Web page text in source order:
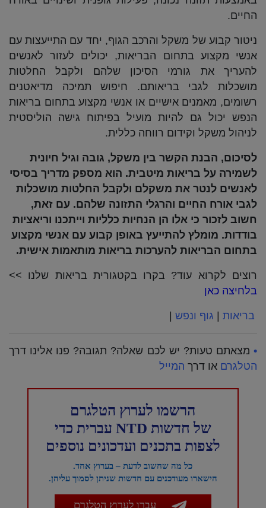
החיים.
ניטור קבוע של משקל והרכב הגוף, יחד עם התייעצות עם
אנשי מקצוע בתחום הבריאות, יכולים לעזור לאנשים
להעריך את גורמי הסיכון שלהם ולקבל החלטות
מושכלות לגבי בריאותם. חיפוש תמיכה מדיאטנים
רשומים, מאמנים אישיים או אנשי מקצוע בתחום בריאות
הנפש יכול גם להיות מועיל בפיתוח גישה הוליסטית
לניהול משקל וקידום רווחה כללית.
לסיכום, הבנת הקשר בין משקל, גובה וגיל חיונית
לשמירה על בריאות מיטבית. הוא מספק מדריך בסיסי
לאנשים לנטר את משקלם ולקבל החלטות מושכלות
לגבי אורח החיים והרגלי התזונה שלהם. עם זאת,
חשוב לזכור כי אלו הן הנחיות כלליות וייתכנו וריאציות
בודדות. מומלץ להתייעץ באופן קבוע עם אנשי מקצוע
בתחום הבריאות להערכות בריאות מותאמות אישית.
רוצים לקרוא עוד? בקרו בקטגורית בריאות שלנו >>
בלחיצה כאן
בריאות גוף ונפש
• מצאתם טעות? יש לכם שאלה? תגובה? פנו אלינו דרך
הטלגרם או דרך המייל
הרשמו לערוץ הטלגרם
של חדשות NTD עברית כדי
לצפות בתכנים ועדכונים נוספים
כל מה שחשוב לדעת – בערוץ אחד.
הישארו מעודכנים עם חדשות שניתן לסמוך עליהן.
עברו לערוץ הטלגרם